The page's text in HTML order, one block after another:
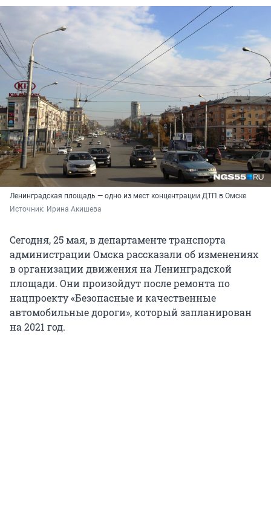
Ленинградская площадь — одно из мест концентрации ДТП в Омске
Источник: Ирина Акишева
Сегодня, 25 мая, в департаменте транспорта
администрации Омска рассказали об изменениях
в организации движения на Ленинградской
площади. Они произойдут после ремонта по
нацпроекту «Безопасные и качественные
автомобильные дороги», который запланирован
на 2021 год.